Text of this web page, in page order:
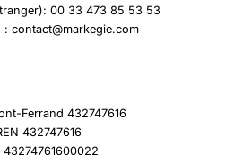
00 33 473 85 53 53
contact@markegie.com
Ferrand 432747616
432747616
43274761600022